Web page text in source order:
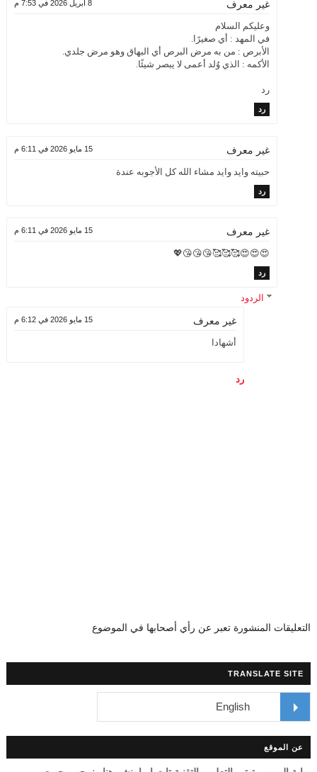
غير معرف 8 أبريل 2026 في 7:53 م
وعليكم السلام
في المهد : أي صغيرًا.
الأبرص : من به مرض البرص أي البهاق وهو مرض جلدي.
الأكمه : الذي وُلد أعمى لا يبصر شيئًا.
رد
رد
غير معرف 15 مايو 2026 في 6:11 م
حبيته وايد وايد مشاء الله كل الأجوبه عندة
رد
غير معرف 15 مايو 2026 في 6:11 م
😍😍😍🥰🥰🥰😘😘😘💖
رد
الردود
غير معرف 15 مايو 2026 في 6:12 م
أشهادا
رد
التعليقات المنشورة تعبر عن رأي أصحابها في الموضوع
TRANSLATE SITE
عن الموقع